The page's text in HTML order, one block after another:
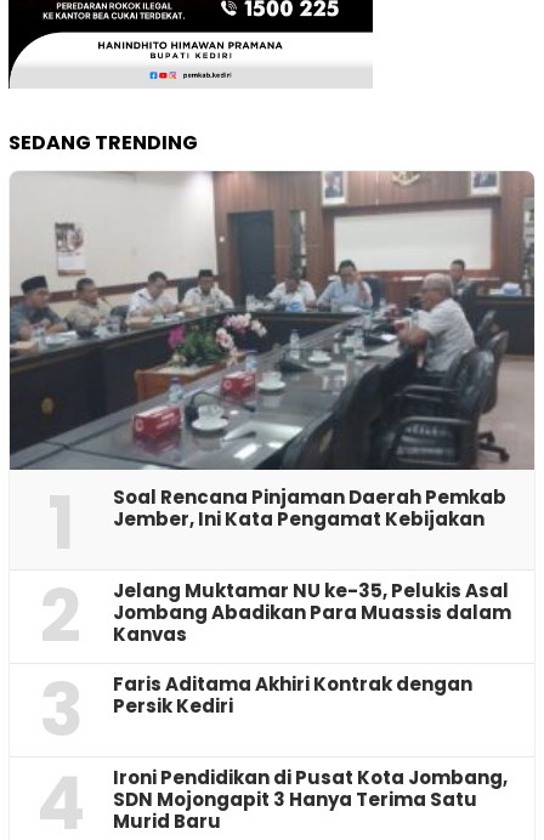
SEDANG TRENDING
1
‎Soal Rencana Pinjaman Daerah Pemkab
Jember, Ini Kata Pengamat Kebijakan ‎
2
Jelang Muktamar NU ke-35, Pelukis Asal
Jombang Abadikan Para Muassis dalam
Kanvas
3
Faris Aditama Akhiri Kontrak dengan
Persik Kediri
4
Ironi Pendidikan di Pusat Kota Jombang,
SDN Mojongapit 3 Hanya Terima Satu
Murid Baru